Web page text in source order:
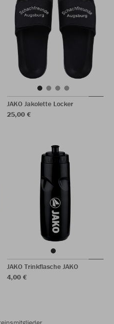
JAKO Jakolette Locker
25,00 €
JAKO Trinkflasche JAKO
4,00 €